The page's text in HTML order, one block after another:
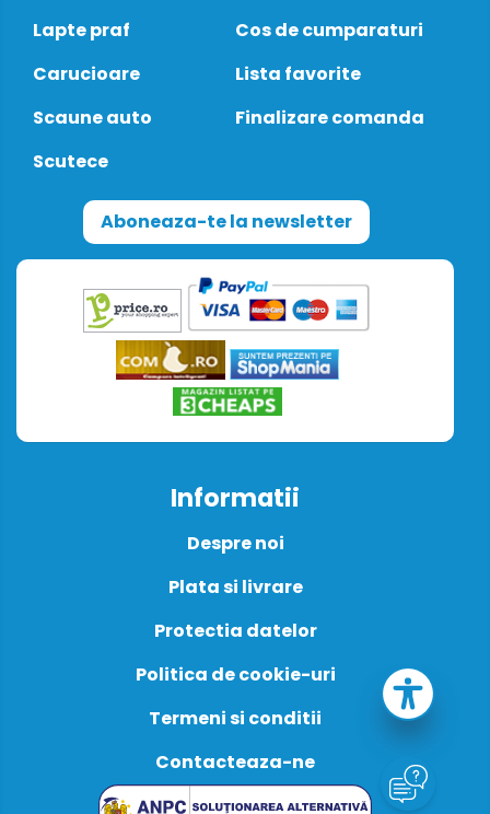
Lapte praf
Carucioare
Scaune auto
Scutece
Cos de cumparaturi
Lista favorite
Finalizare comanda
Aboneaza-te la newsletter
Informatii
Despre noi
Plata si livrare
Protectia datelor
Politica de cookie-uri
Termeni si conditii
Contacteaza-ne